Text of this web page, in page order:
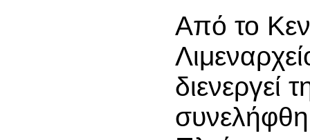
Από το
διενεργεί